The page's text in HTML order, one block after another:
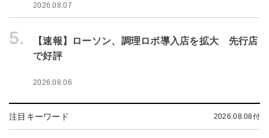
2026.08.07
5.
【速報】ローソン、調理ロボ導入店を拡大 先行店
で好評
2026.08.06
注目キーワード 2026.08.08付